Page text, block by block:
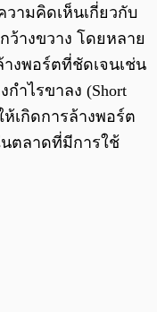
ามคิดเห็นเกี่ยวกับ
ว้างขวาง โดยหลาย
างพอร์ตที่ชัดเจนเช่น
กำไรขาลง (Short
ห้เกิดการล้างพอร์ต
ตลาดที่มีการใช้